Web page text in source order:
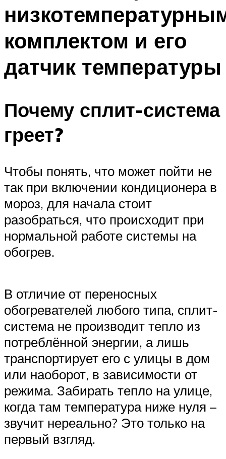
Меню
комплектом и его
датчик температуры
Почему сплит-система
греет?
Чтобы понять, что может пойти не
так при включении кондиционера в
мороз, для начала стоит
разобраться, что происходит при
нормальной работе системы на
обогрев.
В отличие от переносных
обогревателей любого типа, сплит-
система не производит тепло из
потреблённой энергии, а лишь
транспортирует его с улицы в дом
или наоборот, в зависимости от
режима. Забирать тепло на улице,
когда там температура ниже нуля –
звучит нереально? Это только на
первый взгляд.